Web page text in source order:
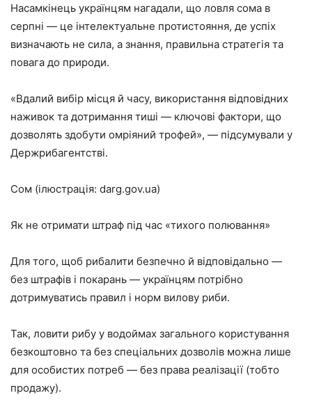
Насамкінець українцям нагадали, що ловля сома в
серпні — це інтелектуальне протистояння, де успіх
визначають не сила, а знання, правильна стратегія та
повага до природи.
«Вдалий вибір місця й часу, використання відповідних
наживок та дотримання тиші — ключові фактори, що
дозволять здобути омріяний трофей», — підсумували у
Держрибагентстві.
Сом (ілюстрація: darg.gov.ua)
Як не отримати штраф під час «тихого полювання»
Для того, щоб рибалити безпечно й відповідально —
без штрафів і покарань — українцям потрібно
дотримуватись правил і норм вилову риби.
Так, ловити рибу у водоймах загального користування
безкоштовно та без спеціальних дозволів можна лише
для особистих потреб — без права реалізації (тобто
продажу).